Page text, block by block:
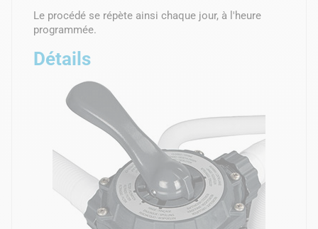
Le procédé se répète ainsi chaque jour, à l'heure
programmée.
Détails